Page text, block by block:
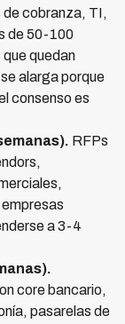
de cobranza, TI,
de 50-100
quedan
alarga porque
consenso es
RFPs
a 3-4
core bancario,
pasarelas de